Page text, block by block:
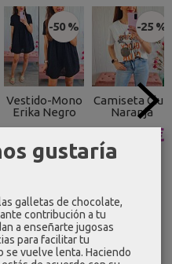
-50 %
Vestido-Mono
Erika Negro
18,00 €
35,99 €
-25 %
Camiseta Club
Naranja
13,49 €
17,99 €
gustaría
galletas de chocolate,
contribución a tu
a enseñarte jugosas
para facilitar tu
se vuelve lenta. Haciendo